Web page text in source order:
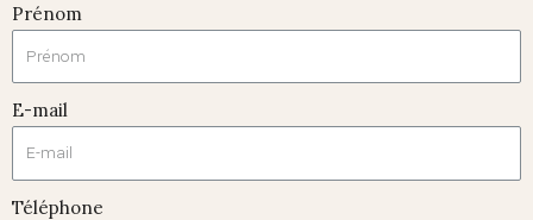
Prénom
E-mail
Téléphone